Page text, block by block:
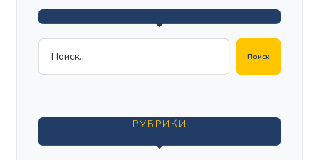
Поиск
РУБРИКИ